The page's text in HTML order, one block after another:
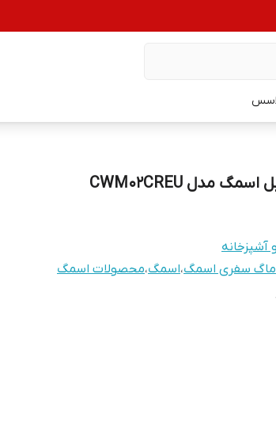
آشپزخانه
ماگ سفری اسمگ،اسمگ،محصولات اسمگ